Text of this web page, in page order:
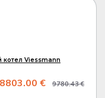
Viessmann
8803.00 € 9780.43 €